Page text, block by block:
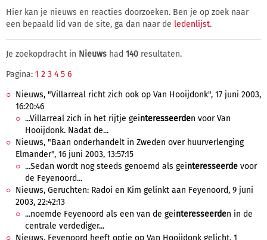
Hier kan je nieuws en reacties doorzoeken. Ben je op zoek naar
een bepaald lid van de site, ga dan naar de ledenlijst.
Je zoekopdracht in Nieuws had 140 resultaten.
Pagina: 1 2 3 4 5 6
Nieuws, "Villarreal richt zich ook op Van Hooijdonk", 17 juni 2003,
16:20:46
...Villarreal zich in het rijtje geinteresseerden voor Van
Hooijdonk. Nadat de...
Nieuws, "Baan onderhandelt in Zweden over huurverlenging
Elmander", 16 juni 2003, 13:57:15
...Sedan wordt nog steeds genoemd als geinteresseerde voor
de Feyenoord...
Nieuws, Geruchten: Radoi en Kim gelinkt aan Feyenoord, 9 juni
2003, 22:42:13
...noemde Feyenoord als een van de geinteresseerden in de
centrale verdediger...
Nieuws, Feyenoord heeft optie op Van Hooijdonk gelicht, 1